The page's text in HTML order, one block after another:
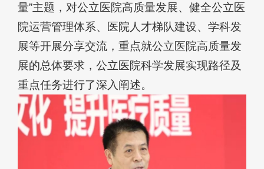
量”主题，对公立医院高质量发展、健全公立医
院运营管理体系、医院人才梯队建设、学科发
展等开展分享交流，重点就公立医院高质量发
展的总体要求，公立医院科学发展实现路径及
重点任务进行了深入阐述。